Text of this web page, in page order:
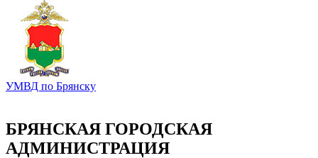
УМВД по Брянску
БРЯНСКАЯ ГОРОДСКАЯ
АДМИНИСТРАЦИЯ